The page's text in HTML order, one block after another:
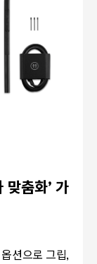
맞춤화’가
션으로 그립,